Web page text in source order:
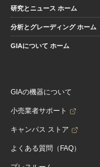
研究とニュース ホーム
分析とグレーディング ホーム
GIAについて ホーム
GIAの機器について
小売業者サポート
キャンパス ストア
よくある質問（FAQ）